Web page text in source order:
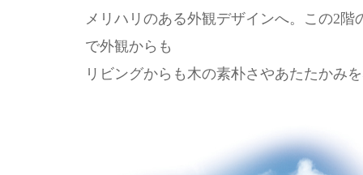
メリハリのある外観デザインへ。この2
で外観からも
リビングからも木の素朴さやあたたかみ